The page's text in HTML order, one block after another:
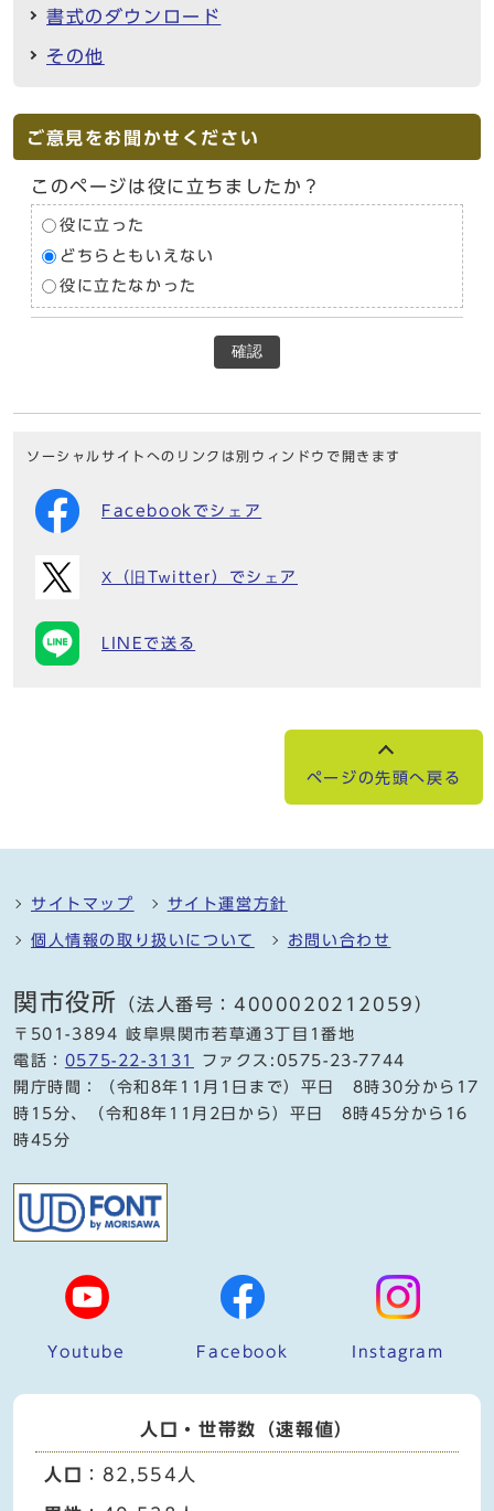
書式のダウンロード
その他
ご意見をお聞かせください
このページは役に立ちましたか？
役に立った
どちらともいえない
役に立たなかった
確認
ソーシャルサイトへのリンクは別ウィンドウで開きます
Facebookでシェア
X（旧Twitter）でシェア
LINEで送る
ページの先頭へ戻る
サイトマップ サイト運営方針
個人情報の取り扱いについて お問い合わせ
関市役所 （法人番号：4000020212059）
〒501-3894 岐阜県関市若草通3丁目1番地
電話： 0575-22-3131
ファクス:0575-23-7744
開庁時間：（令和8年11月1日まで）平日 8時30分から17
時15分、（令和8年11月2日から）平日 8時45分から16
時45分
Youtube Facebook Instagram
人口・世帯数（速報値）
人口 ：82,554人